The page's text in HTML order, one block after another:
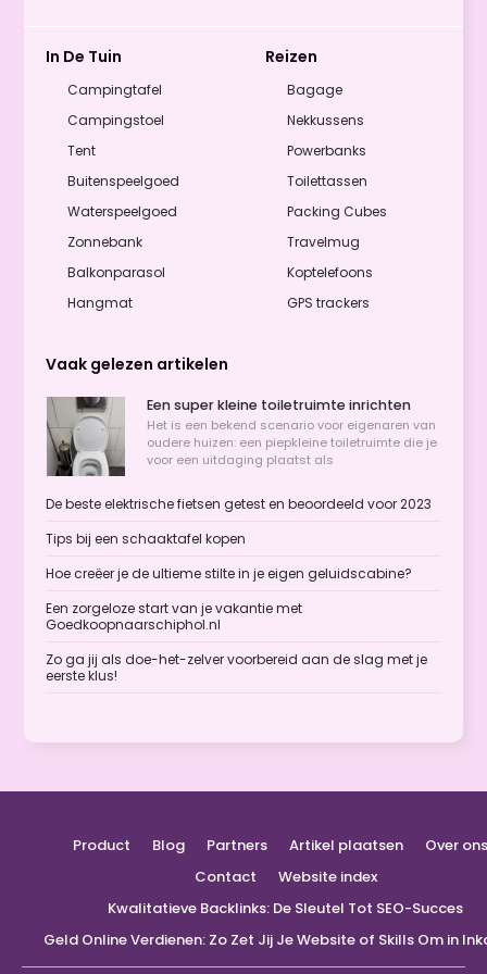
In De Tuin
Campingtafel
Campingstoel
Tent
Buitenspeelgoed
Waterspeelgoed
Zonnebank
Balkonparasol
Hangmat
Reizen
Bagage
Nekkussens
Powerbanks
Toilettassen
Packing Cubes
Travelmug
Koptelefoons
GPS trackers
Vaak gelezen artikelen
Een super kleine toiletruimte inrichten
Het is een bekend scenario voor eigenaren van
oudere huizen: een piepkleine toiletruimte die je
voor een uitdaging plaatst als
De beste elektrische fietsen getest en beoordeeld voor 2023
Tips bij een schaaktafel kopen
Hoe creëer je de ultieme stilte in je eigen geluidscabine?
Een zorgeloze start van je vakantie met
Goedkoopnaarschiphol.nl
Zo ga jij als doe-het-zelver voorbereid aan de slag met je
eerste klus!
Product Blog Partners Artikel plaatsen
Over ons
Contact
Website index
Kwalitatieve Backlinks: De Sleutel Tot SEO-Succes
Geld Online Verdienen: Zo Zet Jij Je Website of Skills Om in